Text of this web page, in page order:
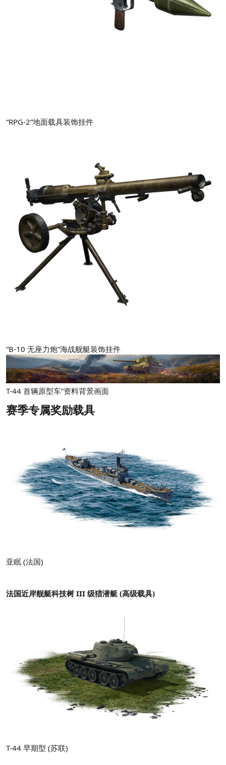
“RPG-2”地面载具装饰挂件
“B-10 无座力炮”海战舰艇装饰挂件
T-44 首辆原型车”资料背景画面
赛季专属奖励载具
亚眠 (法国)
法国近岸舰艇科技树 III 级猎潜艇 (高级载具)
T-44 早期型 (苏联)